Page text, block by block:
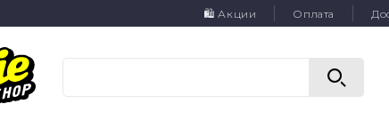
🛍 Акции Оплата